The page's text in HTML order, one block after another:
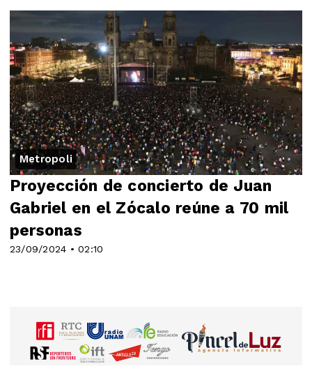
Metropoli
23/09/2024 • 02:10
Proyección de concierto de Juan
Gabriel en el Zócalo reúne a 70 mil
personas